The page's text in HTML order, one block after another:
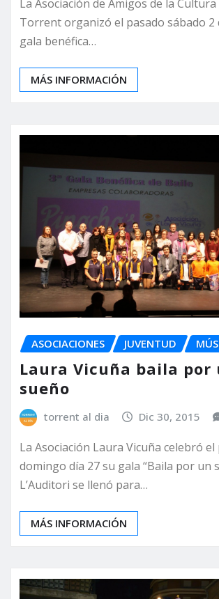
La Asociación de Amigos de la
Torrent organizó el pasado sábado 2
gala benéfica…
MÁS INFORMACIÓN
ASOCIACIONES JUVENTUD
Laura Vicuña baila por
sueño
torrent al dia Dic 30, 2015
La Asociación Laura Vicuña celebró el
domingo día 27 su gala “Baila por un
L’Auditori se llenó para…
MÁS INFORMACIÓN